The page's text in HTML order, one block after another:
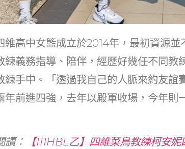
維高中女籃成立於2014年，最初資源
練義務指導、陪伴，經歷好幾任不同教
練手中。「透過我自己的人脈來約友誼
年前進四強，去年以殿軍收場，今年則
讀： 【111HBL乙】四維菜鳥教練柯安